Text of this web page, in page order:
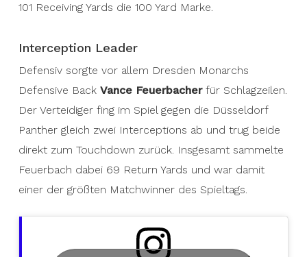
101 Receiving Yards die 100 Yard Marke.
Interception Leader
Defensiv sorgte vor allem Dresden Monarchs
Defensive Back Vance Feuerbacherfür Schlagzeilen.
Der Verteidiger fing im Spiel gegen die Düsseldorf
Panther gleich zwei Interceptions ab und trug beide
direkt zum Touchdown zurück. Insgesamt sammelte
Feuerbach dabei 69 Return Yards und war damit
einer der größten Matchwinner des Spieltags.